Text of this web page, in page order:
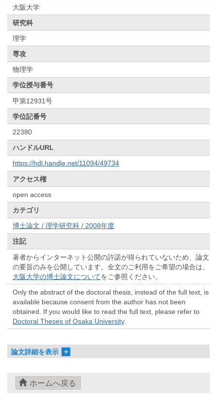
大阪大学
研究科
理学
専攻
物理学
学位授与番号
甲第12931号
学位記番号
22380
ハンドルURL
https://hdl.handle.net/11094/49734
アクセス権
open access
カテゴリ
博士論文 / 理学研究科 / 2008年度
注記
著者からインターネット公開の許諾が得られていないため、論文
の要旨のみを公開しています。全文のご利用をご希望の場合は、
大阪大学の博士論文についてをご参照ください。
Only the abstract of the doctoral thesis, instead of the full text, is
available because consent from the author has not been
obtained. If you would like to read the full text, please refer to
Doctoral Theses of Osaka University.
論文詳細を表示
ホームへ戻る